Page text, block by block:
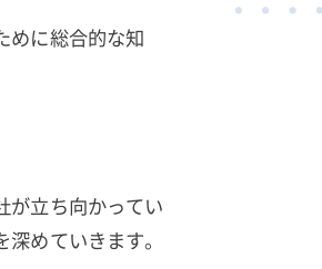
めに総合的な知
が立ち向かってい
めていきます。